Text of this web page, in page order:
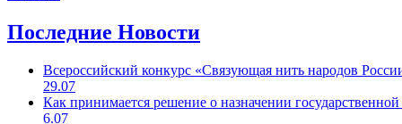
Последние Новости
Всероссийский конкурс «Связующая нить народов
29.07
Как принимается решение о назначении
6.07